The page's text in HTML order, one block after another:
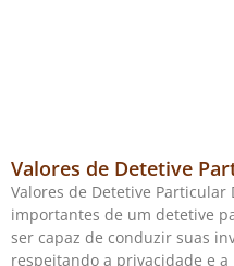
Valores de Detetive
Valores de Detetive Particular
importantes de um detetive
ser capaz de conduzir suas
respeitando a privacidade e